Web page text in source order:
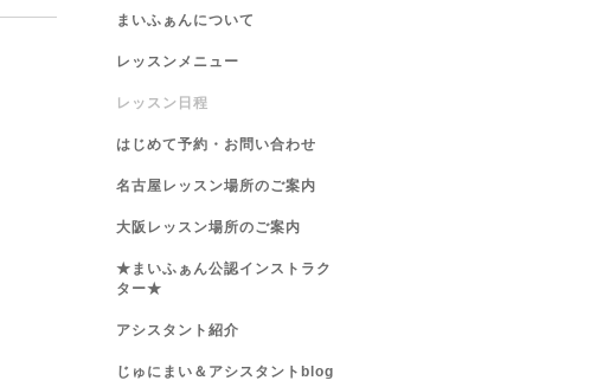
まいふぁんについて
レッスンメニュー
レッスン日程
はじめて予約・お問い合わせ
名古屋レッスン場所のご案内
大阪レッスン場所のご案内
★まいふぁん公認インストラク
ター★
アシスタント紹介
じゅにまい＆アシスタントblog